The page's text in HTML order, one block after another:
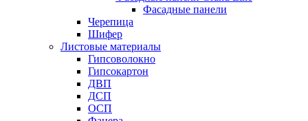
Фасадные панели
Черепица
Шифер
Листовые материалы
Гипсоволокно
Гипсокартон
ДВП
ДСП
ОСП